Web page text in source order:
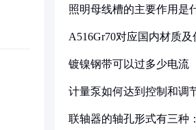
照明母线槽的主要作用是
A516Gr70对应国内材质
镀镍钢带可以过多少电流
计量泵如何达到控制和调
联轴器的轴孔形式有三种